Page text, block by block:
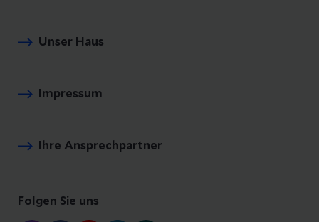
Unser Haus
Impressum
Ihre Ansprechpartner
Folgen Sie uns